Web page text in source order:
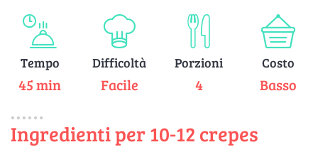
Tempo
45 min
Difficoltà
Facile
Porzioni
4
Costo
Basso
Ingredienti per 10-12 crepes